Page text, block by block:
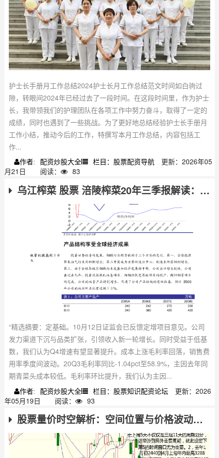
护士长手册月工作总结2024护士长月工作总结范文时间如白驹过
隙，转眼间2024年已经过去了一段时间。在这段时间里，作为护士
长，我带领我们的护理团队在各项工作中努力奋斗，取得了一定的
成绩，同时也遇到了一些挑战。为了更好地总结经验护士长手册月
工作小结，推动今后的工作，特撰写本月工作总结，内容包括工
作...
作者: 配资炒股大全 栏目：股票配资导航
更新：2026年05
月21日
阅读： 83
乌江榨菜 股票 涪陵榨菜20年三季报解读：营收利润增长，渠道品类扩张在望
“精选摘要：定基础。10月12日证监会已反馈定增项目意见。公司
发力渠道下沉与品类扩张，引领收入新一轮增长。同时受益于低基
数，我们认为Q4增速有望显著提升。成本上涨毛利率回落，销售费
用率季度间波动。20Q3毛利率同比-1.04pct至58.9%，主因去年同
期青菜头成本较低。毛利率环比提升，我们认为主因...
作者: 配资炒股大全 栏目：股票知识配资论坛
更新：2026
年05月19日
阅读： 93
股票量价时空解析：空间位置与价格波动的关键要点